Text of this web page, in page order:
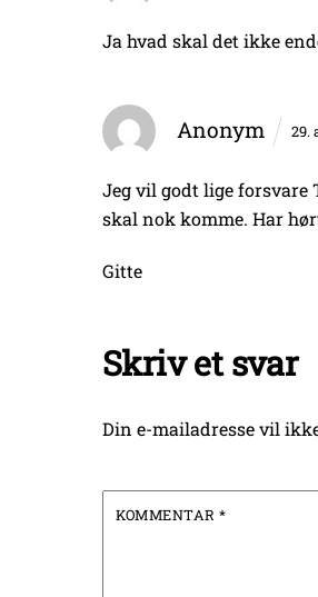
Ja hvad skal det ikke
Anonym 29.
Jeg vil godt lige forsvare
skal nok komme. Har
Gitte
Skriv et svar
Din e-mailadresse vil
KOMMENTAR*